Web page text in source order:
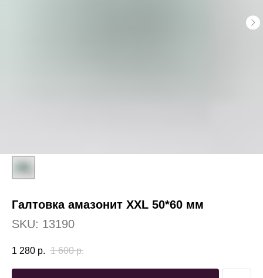
Галтовка амазонит XXL 50*60 мм
SKU: 13190
1 280 р. 1 600 р.